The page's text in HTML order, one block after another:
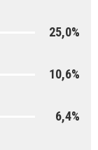
25,0%
10,6%
6,4%